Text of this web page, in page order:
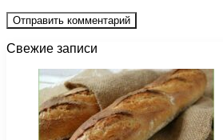
Свежие записи